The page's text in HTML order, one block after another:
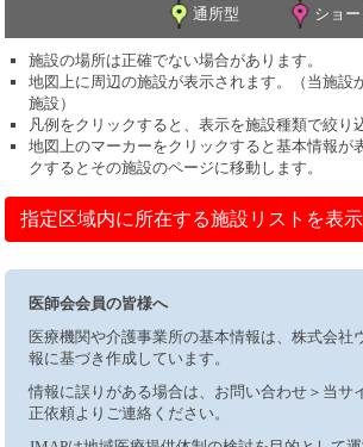
通所型
ショ
施設の場所は正確でない場合があります。
地図上に周辺の施設が表示されます。（当施設
施設）
凡例をクリックすると、表示を施設種類で絞り
地図上のマーカーをクリックすると基本情報が
クするとその施設のページに移動します。
指定区域内に所在する施設リストを表
医師会会員の皆様へ
医療機関や介護事業所の基本情報は、株式会社
報に基づき作成しています。
情報に誤りがある場合は、お問い合わせ＞当サ
正依頼よりご連絡ください。